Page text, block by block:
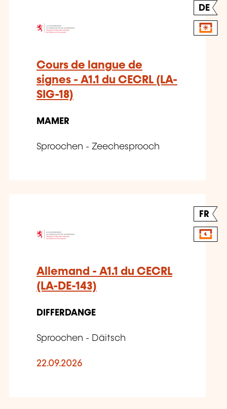
DE
Cours de langue de
signes - A1.1 du CECRL (LA-
SIG-18)
MAMER
Sproochen - Zeechesprooch
FR
Allemand - A1.1 du CECRL
(LA-DE-143)
DIFFERDANGE
Sproochen - Däitsch
22.09.2026